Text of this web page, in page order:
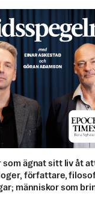
som ägnat sitt liv åt
författare,
människor som